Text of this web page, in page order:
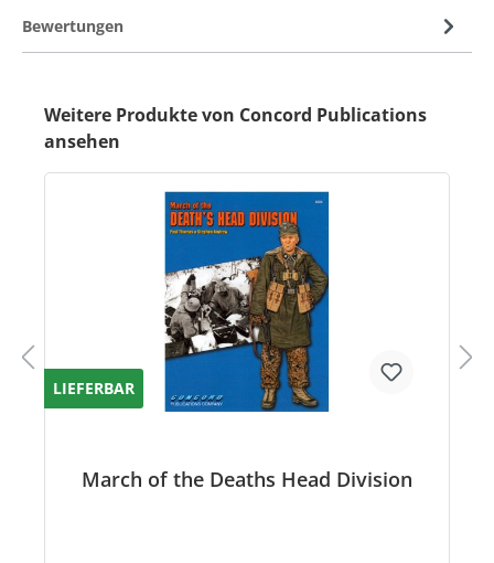
Bewertungen
Weitere Produkte von Concord Publications
ansehen
LIEFERBAR
March of the Deaths Head Division